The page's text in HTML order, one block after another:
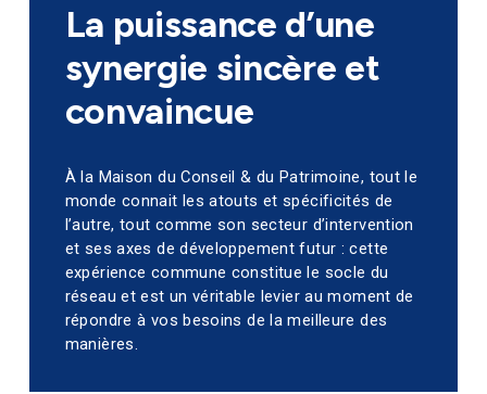
La puissance d’une
synergie sincère et
convaincue
À la Maison du Conseil & du Patrimoine, tout le
monde connait les atouts et spécificités de
l’autre, tout comme son secteur d’intervention
et ses axes de développement futur : cette
expérience commune constitue le socle du
réseau et est un véritable levier au moment de
répondre à vos besoins de la meilleure des
manières.